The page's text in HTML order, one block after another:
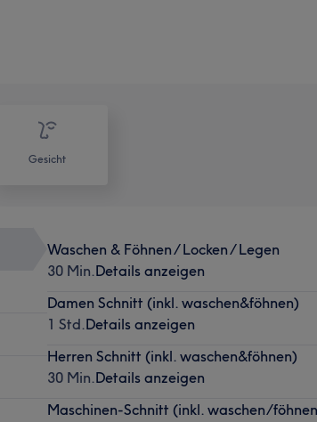
Gesicht
Waschen & Föhnen / Locken / Legen
30 Min.Details anzeigen
Damen Schnitt (inkl. waschen&föhnen)
1 Std.Details anzeigen
Herren Schnitt (inkl. waschen&föhnen)
30 Min.Details anzeigen
Maschinen-Schnitt (inkl. waschen/